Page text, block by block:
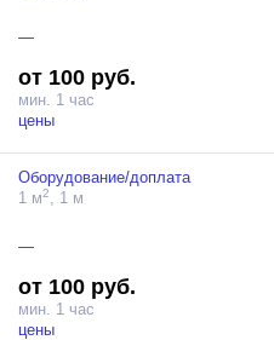
—
от 100 руб.
мин. 1 час
цены
Оборудование/доплата
1 м2 , 1 м
—
от 100 руб.
мин. 1 час
цены